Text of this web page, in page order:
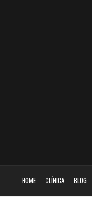
HOME CLÍNICA BLOG